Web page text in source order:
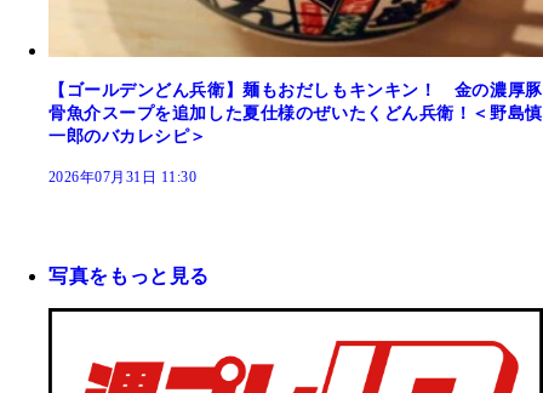
【ゴールデンどん兵衛】麺もおだしもキンキン！ 金の濃厚豚
骨魚介スープを追加した夏仕様のぜいたくどん兵衛！＜野島慎
一郎のバカレシピ＞
2026年07月31日 11:30
写真をもっと見る